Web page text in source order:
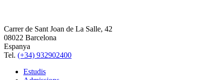
Carrer de Sant Joan de La Salle, 42
08022 Barcelona
Espanya
Tel. (+34) 932902400
Estudis